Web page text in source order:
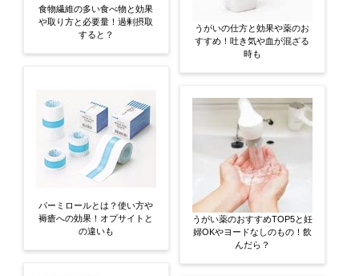
食物繊維の多い食べ物と効果
や取り方と必要量！過剰摂取
すると？
パーミロールとは？使い方や
褥瘡への効果！オプサイトと
の違いも
うがいの仕方と効果や薬のお
すすめ！吐き気や血が混ざる
時も
うがい薬のおすすめTOP5と妊
婦OKやヨードなしのもの！飲
んだら？